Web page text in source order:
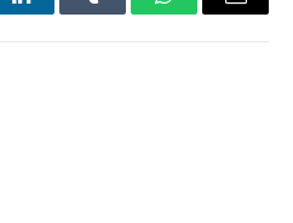
LinkedInTumblr WhatsAppEmail